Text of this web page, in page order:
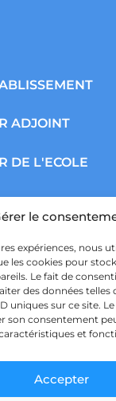
le
expériences, nous
les cookies pour
Le fait de
des données
uniques sur ce site.
son consentement
et
Accepter
ADJOINT
DE L'ECOLE
DE